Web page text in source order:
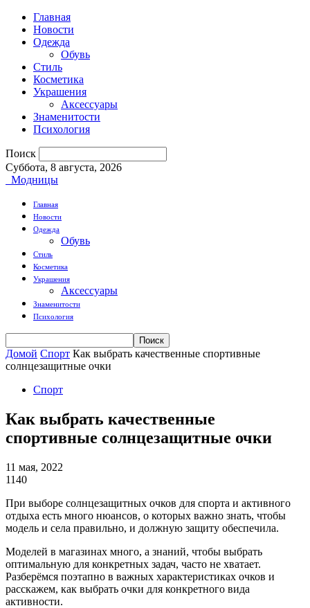
Главная
Новости
Одежда
Обувь
Стиль
Косметика
Украшения
Аксессуары
Знаменитости
Психология
Поиск
Суббота, 8 августа, 2026
Модницы
Главная
Новости
Одежда
Обувь
Стиль
Косметика
Украшения
Аксессуары
Знаменитости
Психология
Домой Спорт Как выбрать качественные спортивные
солнцезащитные очки
Спорт
Как выбрать качественные
спортивные солнцезащитные очки
11 мая, 2022
1140
При выборе солнцезащитных очков для спорта и активного
отдыха есть много нюансов, о которых важно знать, чтобы
модель и села правильно, и должную защиту обеспечила.
Моделей в магазинах много, а знаний, чтобы выбрать
оптимальную для конкретных задач, часто не хватает.
Разберёмся поэтапно в важных характеристиках очков и
расскажем, как выбрать очки для конкретного вида
активности.